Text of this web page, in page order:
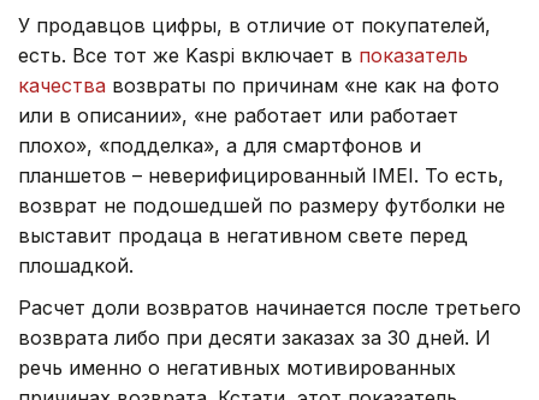
У продавцов цифры, в отличие от покупателей,
есть. Все тот же Kaspi включает в показатель
качества возвраты по причинам «не как на фото
или в описании», «не работает или работает
плохо», «подделка», а для смартфонов и
планшетов – неверифицированный IMEI. То есть,
возврат не подошедшей по размеру футболки не
выставит продаца в негативном свете перед
плошадкой.
Расчет доли возвратов начинается после третьего
возврата либо при десяти заказах за 30 дней. И
речь именно о негативных мотивированных